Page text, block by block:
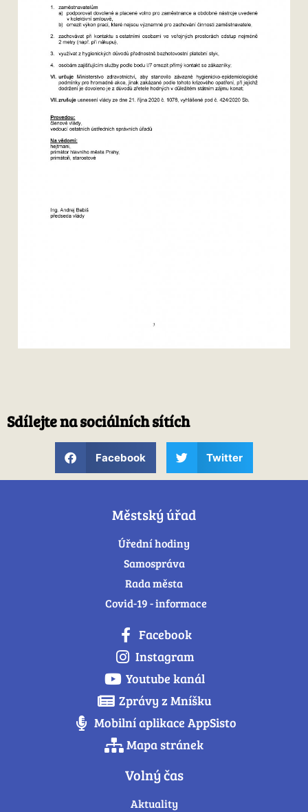
Sdílejte na sociálních sítích
Facebook Twitter
Městský úřad
Úřední hodiny
Samospráva
Rada města
Covid-19 - informace
Facebook
Instagram
Youtube kanál
Zprávy z Mníšku
Mobilní aplikace AppSisto
Mapa stránek
Volný čas
Aktuality